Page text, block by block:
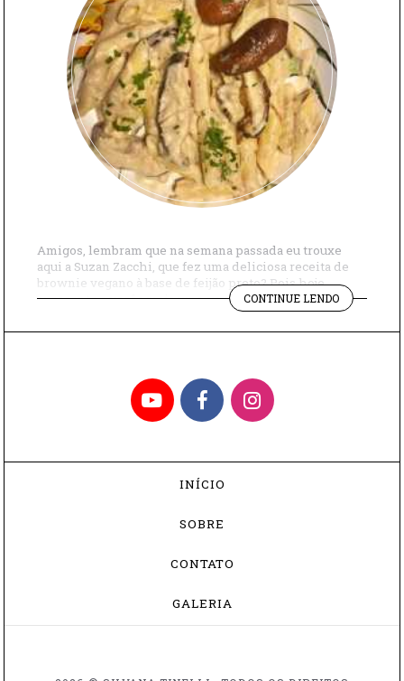
Amigos, lembram que na semana passada eu trouxe
aqui a Suzan Zacchi, que fez uma deliciosa receita de
brownie vegano à base de feijão preto? Pois hoje
apresento a vocês mais uma surpreendente receita da
chef: a de molho branco vegano. Sim, molho branco
sem leite nem queijo nem ovo. Dá para acreditar? “O
CONTINUE LENDO"RECEITA
DE
MOLHO
YouTubeFacebookInstagram
INÍCIO
SOBRE
CONTATO
GALERIA